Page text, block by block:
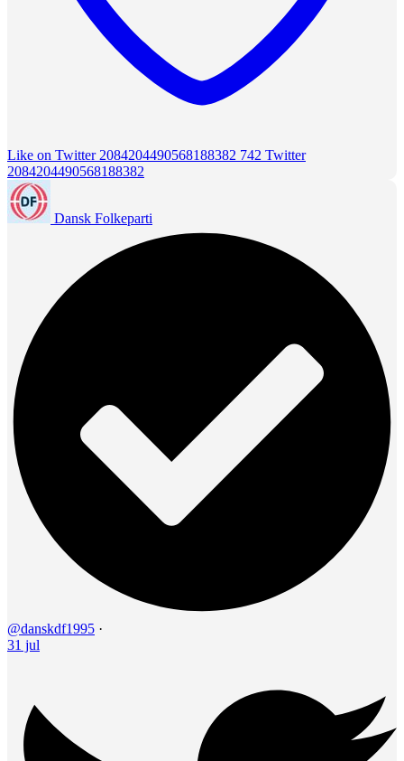
Like on Twitter 2084204490568188382 742 Twitter
2084204490568188382
Dansk Folkeparti
@danskdf1995 ·
31 jul